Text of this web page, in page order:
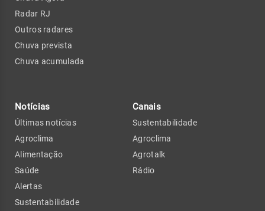
Radar RJ
Outros radares
Chuva prevista
Chuva acumulada
Notícias
Últimas notícias
Agroclima
Alimentação
Saúde
Alertas
Sustentabilidade
Canais
Sustentabilidade
Agroclima
Agrotalk
Rádio